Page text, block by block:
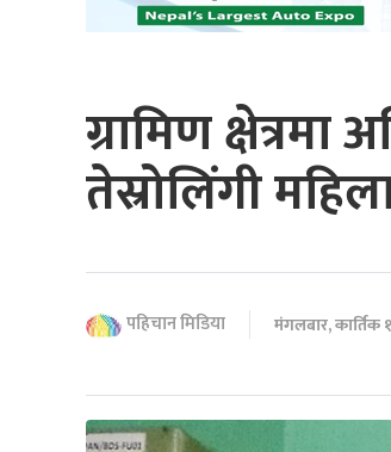
ग्रामिण क्षेत्रमा
तेस्रोलिंगी
पहिचान मिडिया मंगलबार,